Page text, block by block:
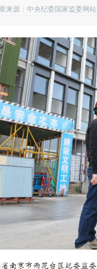
来源：中央纪委国家监委网站